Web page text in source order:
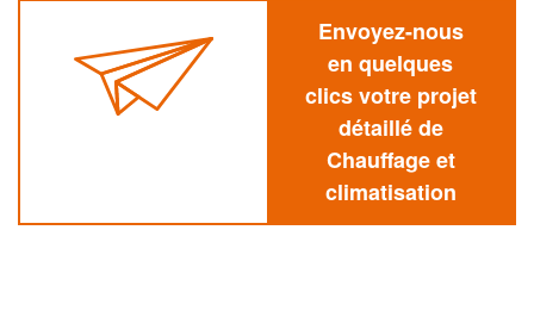
Envoyez-nous
en quelques
clics votre projet
détaillé de
Chauffage et
climatisation